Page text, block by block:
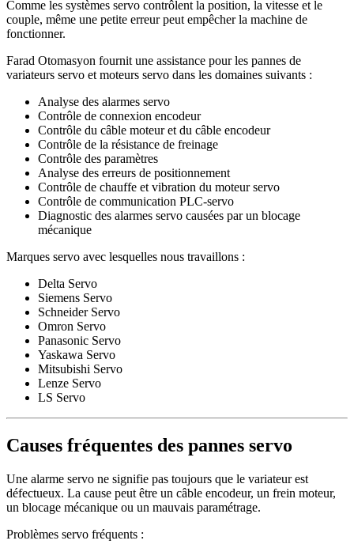
Comme les systèmes servo contrôlent la position, la vitesse et le
couple, même une petite erreur peut empêcher la machine de
fonctionner.
Farad Otomasyon fournit une assistance pour les pannes de
variateurs servo et moteurs servo dans les domaines suivants :
Analyse des alarmes servo
Contrôle de connexion encodeur
Contrôle du câble moteur et du câble encodeur
Contrôle de la résistance de freinage
Contrôle des paramètres
Analyse des erreurs de positionnement
Contrôle de chauffe et vibration du moteur servo
Contrôle de communication PLC-servo
Diagnostic des alarmes servo causées par un blocage
mécanique
Marques servo avec lesquelles nous travaillons :
Delta Servo
Siemens Servo
Schneider Servo
Omron Servo
Panasonic Servo
Yaskawa Servo
Mitsubishi Servo
Lenze Servo
LS Servo
Causes fréquentes des pannes servo
Une alarme servo ne signifie pas toujours que le variateur est
défectueux. La cause peut être un câble encodeur, un frein moteur,
un blocage mécanique ou un mauvais paramétrage.
Problèmes servo fréquents :